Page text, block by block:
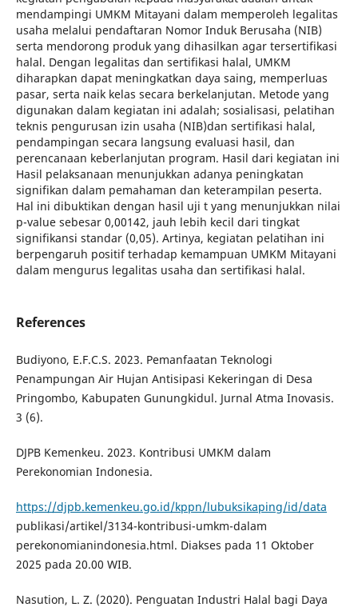
mendampingi UMKM Mitayani dalam memperoleh legalitas
usaha melalui pendaftaran Nomor Induk Berusaha (NIB)
serta mendorong produk yang dihasilkan agar tersertifikasi
halal. Dengan legalitas dan sertifikasi halal, UMKM
diharapkan dapat meningkatkan daya saing, memperluas
pasar, serta naik kelas secara berkelanjutan. Metode yang
digunakan dalam kegiatan ini adalah; sosialisasi, pelatihan
teknis pengurusan izin usaha (NIB)dan sertifikasi halal,
pendampingan secara langsung evaluasi hasil, dan
perencanaan keberlanjutan program. Hasil dari kegiatan ini
Hasil pelaksanaan menunjukkan adanya peningkatan
signifikan dalam pemahaman dan keterampilan peserta.
Hal ini dibuktikan dengan hasil uji t yang menunjukkan nilai
p-value sebesar 0,00142, jauh lebih kecil dari tingkat
signifikansi standar (0,05). Artinya, kegiatan pelatihan ini
berpengaruh positif terhadap kemampuan UMKM Mitayani
dalam mengurus legalitas usaha dan sertifikasi halal.
References
Budiyono, E.F.C.S. 2023. Pemanfaatan Teknologi
Penampungan Air Hujan Antisipasi Kekeringan di Desa
Pringombo, Kabupaten Gunungkidul. Jurnal Atma Inovasis.
3 (6).
DJPB Kemenkeu. 2023. Kontribusi UMKM dalam
Perekonomian Indonesia.
https://djpb.kemenkeu.go.id/kppn/lubuksikaping/id/data
publikasi/artikel/3134-kontribusi-umkm-dalam
perekonomianindonesia.html. Diakses pada 11 Oktober
2025 pada 20.00 WIB.
Nasution, L. Z. (2020). Penguatan Industri Halal bagi Daya